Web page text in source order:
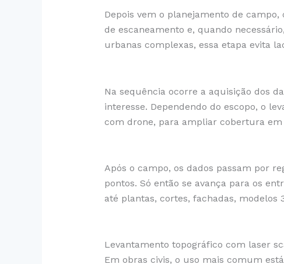
Depois vem o planejamento de
de escaneamento e, quando
urbanas complexas, essa etapa evita
Na sequência ocorre a aquisição dos
interesse. Dependendo do escopo, o
com drone, para ampliar cobertura
Após o campo, os dados passam por
pontos. Só então se avança para os
até plantas, cortes, fachadas, modelos
Levantamento topográfico com laser
Em obras civis, o uso mais comum